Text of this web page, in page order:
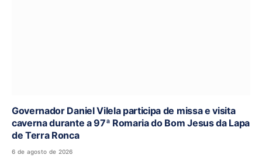
Governador Daniel Vilela participa de missa e visita
caverna durante a 97ª Romaria do Bom Jesus da Lapa
de Terra Ronca
6 de agosto de 2026